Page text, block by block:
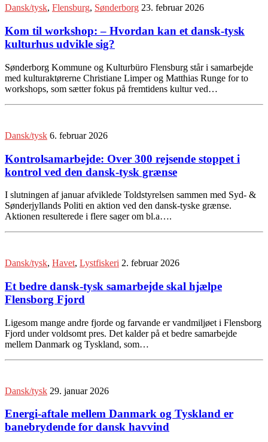
Dansk/tysk, Flensburg, Sønderborg 23. februar 2026
Kom til workshop: – Hvordan kan et dansk-tysk
kulturhus udvikle sig?
Sønderborg Kommune og Kulturbüro Flensburg står i samarbejde
med kulturaktørerne Christiane Limper og Matthias Runge for to
workshops, som sætter fokus på fremtidens kultur ved…
Dansk/tysk 6. februar 2026
Kontrolsamarbejde: Over 300 rejsende stoppet i
kontrol ved den dansk-tysk grænse
I slutningen af januar afviklede Toldstyrelsen sammen med Syd- &
Sønderjyllands Politi en aktion ved den dansk-tyske grænse.
Aktionen resulterede i flere sager om bl.a….
Dansk/tysk, Havet, Lystfiskeri 2. februar 2026
Et bedre dansk-tysk samarbejde skal hjælpe
Flensborg Fjord
Ligesom mange andre fjorde og farvande er vandmiljøet i Flensborg
Fjord under voldsomt pres. Det kalder på et bedre samarbejde
mellem Danmark og Tyskland, som…
Dansk/tysk 29. januar 2026
Energi-aftale mellem Danmark og Tyskland er
banebrydende for dansk havvind